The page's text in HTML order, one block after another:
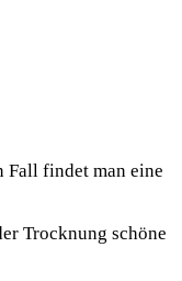
Fall findet man eine
Trocknung schöne